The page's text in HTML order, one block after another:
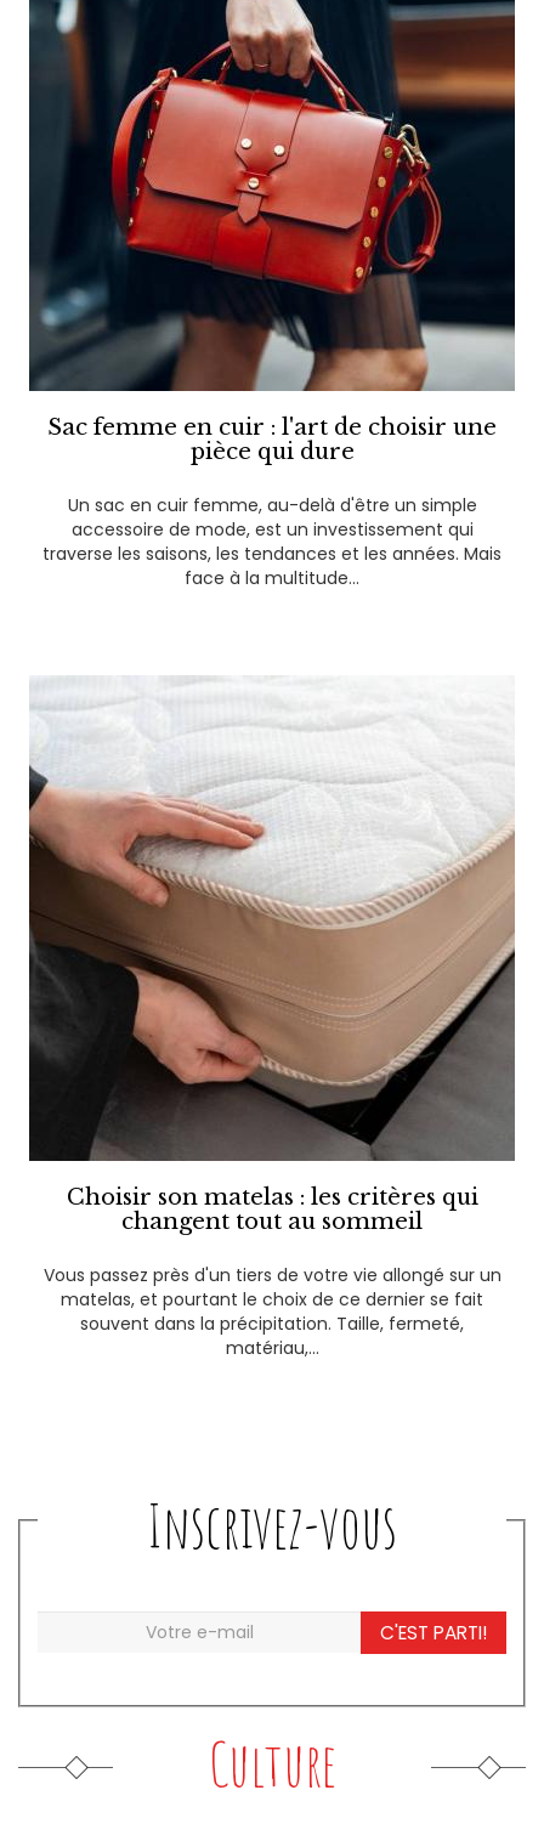
Sac femme en cuir : l'art de choisir une
pièce qui dure
Un sac en cuir femme, au-delà d'être un simple
accessoire de mode, est un investissement qui
traverse les saisons, les tendances et les années. Mais
face à la multitude...
Choisir son matelas : les critères qui
changent tout au sommeil
Vous passez près d'un tiers de votre vie allongé sur un
matelas, et pourtant le choix de ce dernier se fait
souvent dans la précipitation. Taille, fermeté,
matériau,...
Inscrivez-vous
C'EST PARTI!
Culture